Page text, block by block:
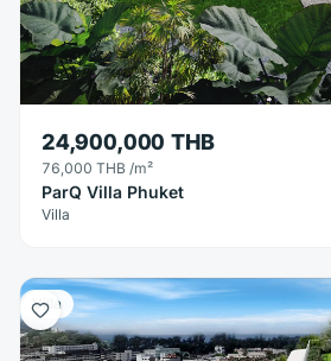
24,900,000 THB
76,000 THB /m²
ParQ Villa Phuket
Villa
Villa